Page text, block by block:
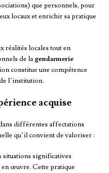
que personnels, pour
locaux et enrichir sa pratique
réalités locales tout en
de la gendarmerie
constitue une compétence
l’institution.
acquise
différentes affectations
qu’il convient de valoriser :
significatives
œuvre. Cette pratique